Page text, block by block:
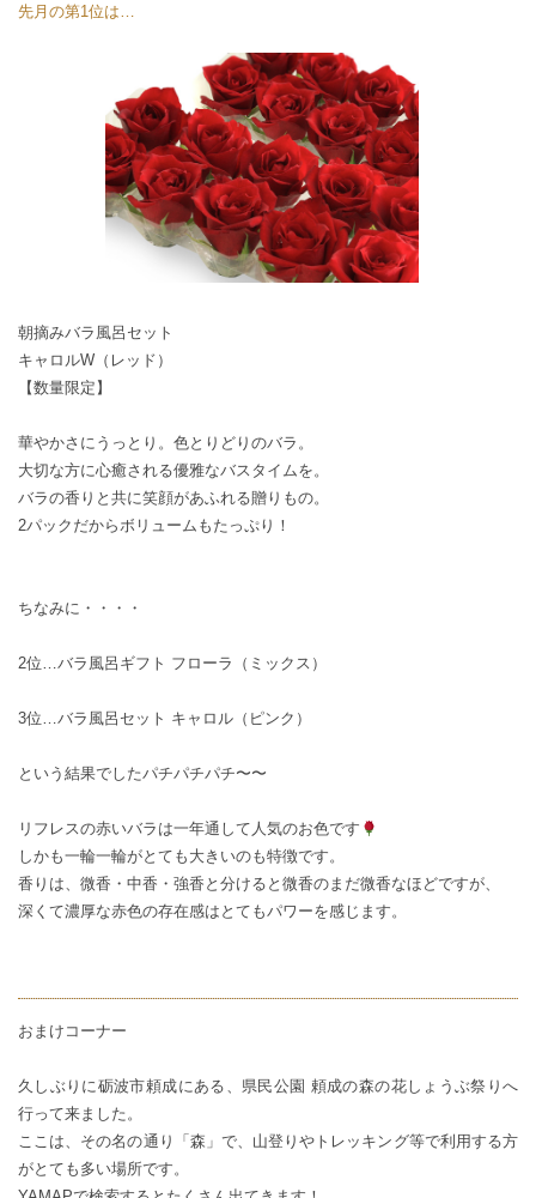
先月の第1位は…
朝摘みバラ風呂セット
キャロルW（レッド）
【数量限定】
華やかさにうっとり。色とりどりのバラ。
大切な方に心癒される優雅なバスタイムを。
バラの香りと共に笑顔があふれる贈りもの。
2パックだからボリュームもたっぷり！
ちなみに・・・・
2位…バラ風呂ギフト フローラ（ミックス）
3位…バラ風呂セット キャロル（ピンク）
という結果でしたパチパチパチ〜〜
リフレスの赤いバラは一年通して人気のお色です
しかも一輪一輪がとても大きいのも特徴です。
香りは、微香・中香・強香と分けると微香のまだ微香なほどですが、
深くて濃厚な赤色の存在感はとてもパワーを感じます。
おまけコーナー
久しぶりに砺波市頼成にある、県民公園 頼成の森の花しょうぶ祭りへ
行って来ました。
ここは、その名の通り「森」で、山登りやトレッキング等で利用する方
がとても多い場所です。